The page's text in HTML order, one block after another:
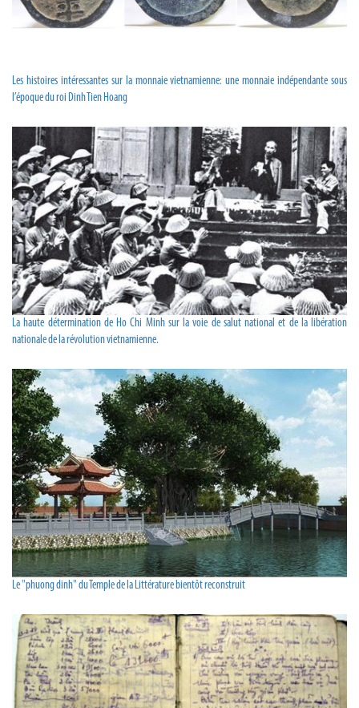
Les histoires intéressantes sur la monnaie vietnamienne: une monnaie indépendante sous
l’époque du roi Dinh Tien Hoang
La haute détermination de Ho Chi Minh sur la voie de salut national et de la libération
nationale de la révolution vietnamienne.
Le "phuong dinh" du Temple de la Littérature bientôt reconstruit